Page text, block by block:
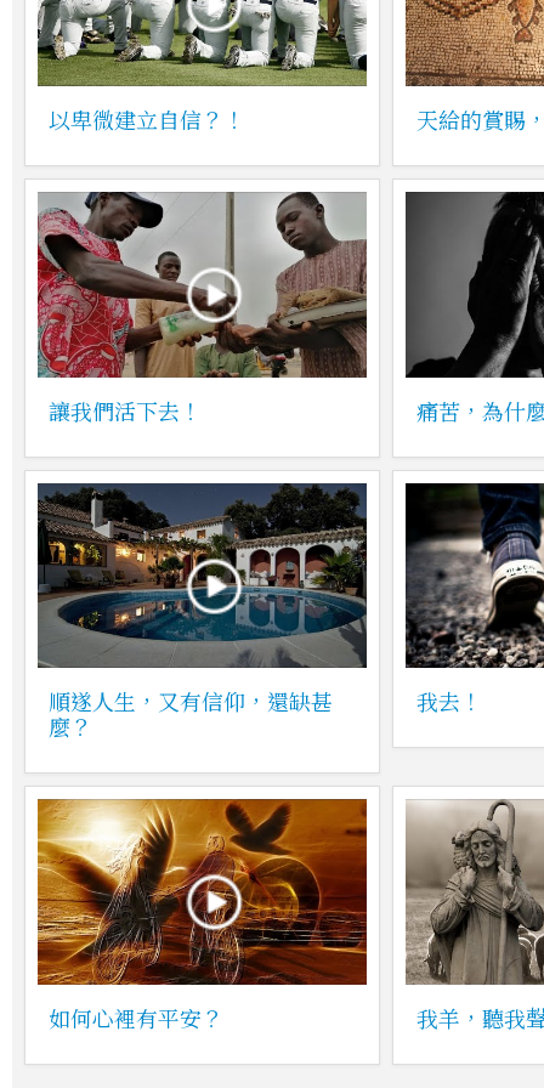
以卑微建立自信？！ 天給的賞賜
讓我們活下去！ 痛苦，為什
順遂人生，又有信仰，還缺甚
麼？
我去！
如何心裡有平安？ 我羊，聽我